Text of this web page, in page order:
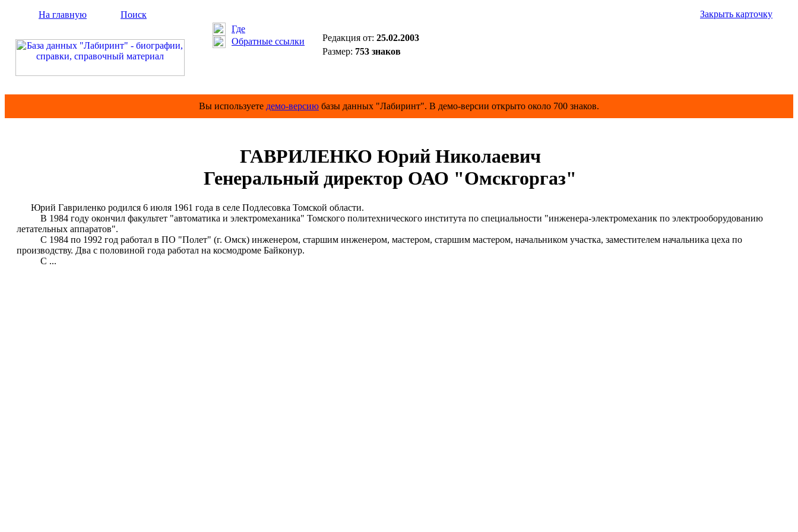
На главную
Поиск
Где
Обратные ссылки
Закрыть карточку
Редакция от: 25.02.2003
Размер: 753 знаков
Вы используете демо-версию базы данных "Лабиринт". В демо-версии открыто около 700 знаков.
ГАВРИЛЕНКО Юрий Николаевич
Генеральный директор ОАО "Омскгоргаз"
Юрий Гавриленко родился 6 июля 1961 года в селе Подлесовка Томской области.
В 1984 году окончил факультет "автоматика и электромеханика" Томского политехнического института по специальности "инженера-электромеханик по электрооборудованию
летательных аппаратов".
С 1984 по 1992 год работал в ПО "Полет" (г. Омск) инженером, старшим инженером, мастером, старшим мастером, начальником участка, заместителем начальника цеха по
производству. Два с половиной года работал на космодроме Байконур.
С ...